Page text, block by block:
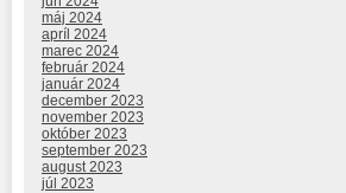
máj 2024
apríl 2024
marec 2024
február 2024
január 2024
december 2023
november 2023
október 2023
september 2023
august 2023
júl 2023